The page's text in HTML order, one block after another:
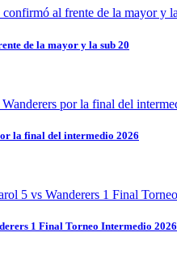
de la mayor y la sub 20
la final del intermedio 2026
1 Final Torneo Intermedio 2026